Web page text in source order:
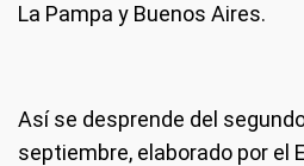
La Pampa y Buenos Aires.
Así se desprende del
septiembre, elaborado por el